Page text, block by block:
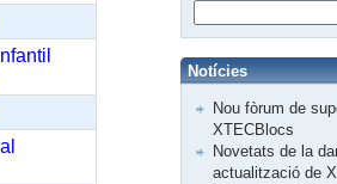
Notícies
Nou fòrum de
XTECBlocs
Novetats de la
actualització de